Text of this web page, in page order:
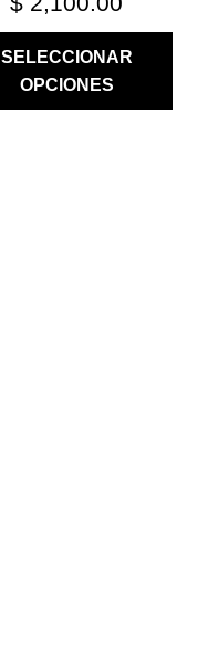
SELECCIONAR
OPCIONES